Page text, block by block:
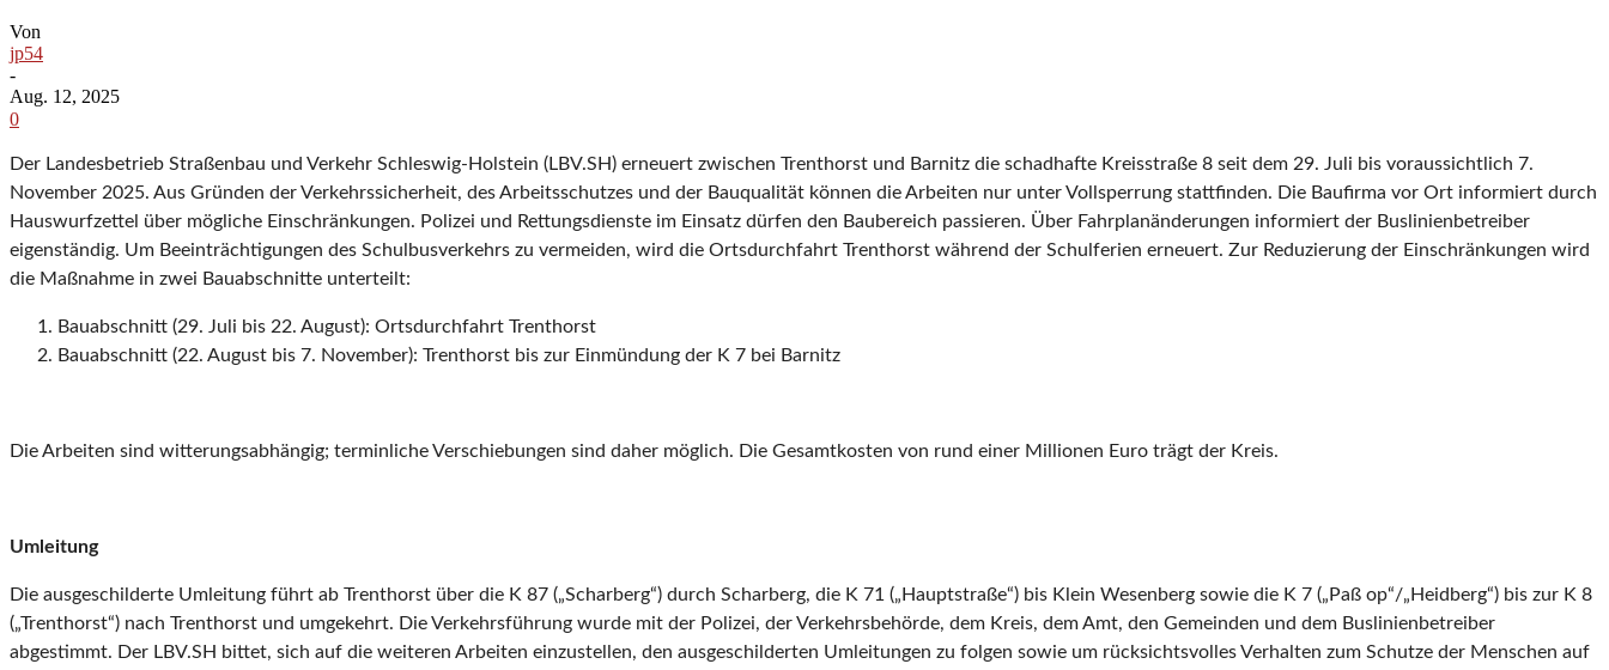
Von
jp54
-
Aug. 12, 2025
0
Der Landesbetrieb Straßenbau und Verkehr Schleswig-Holstein (LBV.SH) erneuert zwischen Trenthorst und Barnitz die schadhafte Kreisstraße 8 seit dem 29. Juli bis voraussichtlich 7.
November 2025. Aus Gründen der Verkehrssicherheit, des Arbeitsschutzes und der Bauqualität können die Arbeiten nur unter Vollsperrung stattfinden. Die Baufirma vor Ort informiert durch
Hauswurfzettel über mögliche Einschränkungen. Polizei und Rettungsdienste im Einsatz dürfen den Baubereich passieren. Über Fahrplanänderungen informiert der Buslinienbetreiber
eigenständig. Um Beeinträchtigungen des Schulbusverkehrs zu vermeiden, wird die Ortsdurchfahrt Trenthorst während der Schulferien erneuert. Zur Reduzierung der Einschränkungen wird
die Maßnahme in zwei Bauabschnitte unterteilt:
Bauabschnitt (29. Juli bis 22. August): Ortsdurchfahrt Trenthorst
Bauabschnitt (22. August bis 7. November): Trenthorst bis zur Einmündung der K 7 bei Barnitz
Die Arbeiten sind witterungsabhängig; terminliche Verschiebungen sind daher möglich. Die Gesamtkosten von rund einer Millionen Euro trägt der Kreis.
Umleitung
Die ausgeschilderte Umleitung führt ab Trenthorst über die K 87 („Scharberg“) durch Scharberg, die K 71 („Hauptstraße“) bis Klein Wesenberg sowie die K 7 („Paß op“/„Heidberg“) bis zur K 8
(„Trenthorst“) nach Trenthorst und umgekehrt. Die Verkehrsführung wurde mit der Polizei, der Verkehrsbehörde, dem Kreis, dem Amt, den Gemeinden und dem Buslinienbetreiber
abgestimmt. Der LBV.SH bittet, sich auf die weiteren Arbeiten einzustellen, den ausgeschilderten Umleitungen zu folgen sowie um rücksichtsvolles Verhalten zum Schutze der Menschen auf